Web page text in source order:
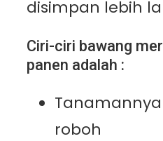
disimpan lebih
Ciri-ciri bawang
panen adalah :
roboh